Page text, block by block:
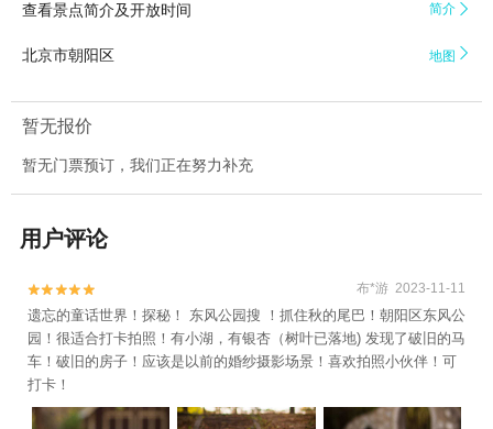
查看景点简介及开放时间 简介 
北京市朝阳区 地图 
暂无报价
暂无门票预订，我们正在努力补充
用户评论

 布*游 2023-11-11
遗忘的童话世界！探秘！ 东风公园搜 ！抓住秋的尾巴！朝阳区东风公
园！很适合打卡拍照！有小湖，有银杏（树叶已落地) 发现了破旧的马
车！破旧的房子！应该是以前的婚纱摄影场景！喜欢拍照小伙伴！可
打卡！